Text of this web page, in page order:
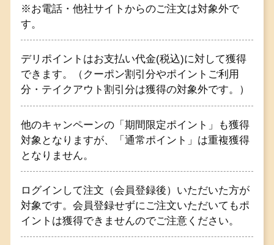
※お電話・他社サイトからのご注文は対象外で
す。
デリポイントはお支払い代金(税込)に対して獲得
できます。（クーポン割引分やポイントご利用
分・テイクアウト割引分は獲得の対象外です。）
他のキャンペーンの「期間限定ポイント」も獲得
対象となりますが、「通常ポイント」は重複獲得
となりません。
ログインして注文（会員登録後）いただいた方が
対象です。会員登録せずにご注文いただいてもポ
イントは獲得できませんのでご注意ください。